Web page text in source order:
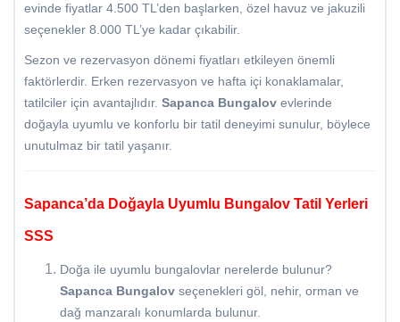
evinde fiyatlar 4.500 TL’den başlarken, özel havuz ve jakuzili
seçenekler 8.000 TL’ye kadar çıkabilir.
Sezon ve rezervasyon dönemi fiyatları etkileyen önemli
faktörlerdir. Erken rezervasyon ve hafta içi konaklamalar,
tatilciler için avantajlıdır. Sapanca Bungalov evlerinde
doğayla uyumlu ve konforlu bir tatil deneyimi sunulur, böylece
unutulmaz bir tatil yaşanır.
Sapanca’da Doğayla Uyumlu Bungalov Tatil Yerleri
SSS
Doğa ile uyumlu bungalovlar nerelerde bulunur?
Sapanca Bungalov seçenekleri göl, nehir, orman ve
dağ manzaralı konumlarda bulunur.